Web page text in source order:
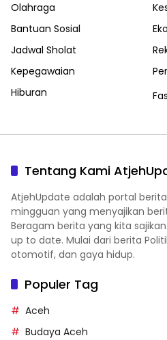
Olahraga
Bantuan Sosial
Jadwal Sholat
Kepegawaian
Hiburan
Tentang Kami
AtjehUpdate adalah portal
mingguan yang menyajikan
Beragam berita yang kita
up to date. Mulai dari berita
otomotif, dan gaya hidup.
Populer Tag
Aceh
Budaya Aceh